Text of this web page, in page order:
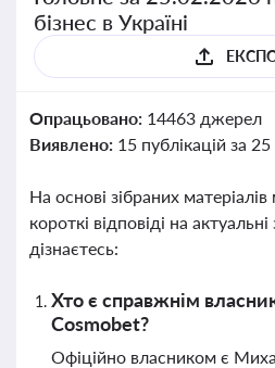
бізнес в Україні
Опрацьовано: 14463 джерел
Виявлено: 15 публікацій за
На основі зібраних
короткі відповіді на
дізнаєтесь:
Хто є справжнім
Cosmobet?
Офіційно власником є